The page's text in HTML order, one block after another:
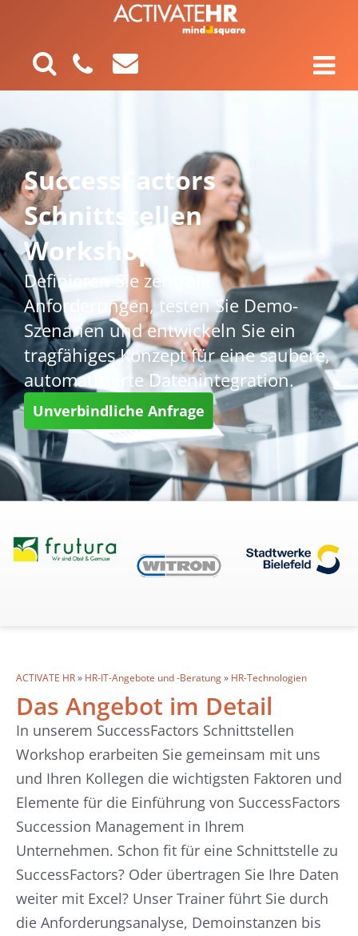
SuccessFactors
Schnittstellen
Workshop
Definieren Sie zentrale
Anforderungen, testen Sie Demo-
Szenarien und entwickeln Sie ein
tragfähiges Konzept für eine saubere,
automatisierte Datenintegration.
Unverbindliche Anfrage
ACTIVATE HR» HR-IT-Angebote und -Beratung» HR-Technologien
Das Angebot im Detail
In unserem SuccessFactors Schnittstellen
Workshop erarbeiten Sie gemeinsam mit uns
und Ihren Kollegen die wichtigsten Faktoren und
Elemente für die Einführung von SuccessFactors
Succession Management in Ihrem
Unternehmen. Schon fit für eine Schnittstelle zu
SuccessFactors? Oder übertragen Sie Ihre Daten
weiter mit Excel? Unser Trainer führt Sie durch
die Anforderungsanalyse, Demoinstanzen bis